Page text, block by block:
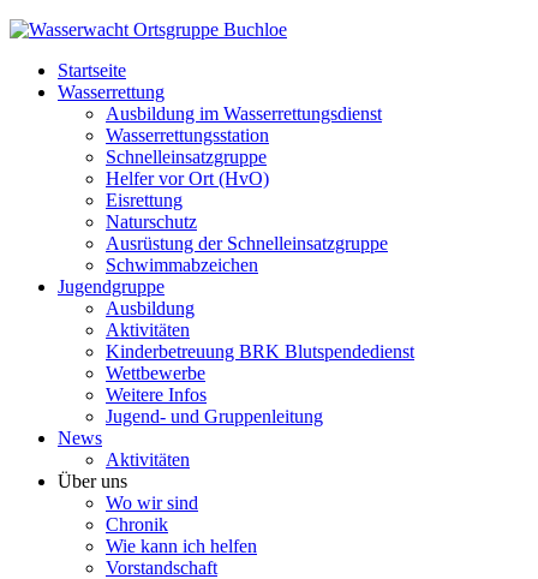
Startseite
Wasserrettung
Ausbildung im Wasserrettungsdienst
Wasserrettungsstation
Schnelleinsatzgruppe
Helfer vor Ort (HvO)
Eisrettung
Naturschutz
Ausrüstung der Schnelleinsatzgruppe
Schwimmabzeichen
Jugendgruppe
Ausbildung
Aktivitäten
Kinderbetreuung BRK Blutspendedienst
Wettbewerbe
Weitere Infos
Jugend- und Gruppenleitung
News
Aktivitäten
Über uns
Wo wir sind
Chronik
Wie kann ich helfen
Vorstandschaft